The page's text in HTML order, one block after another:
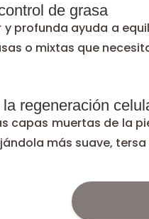
de grasa
y profunda ayuda a
o mixtas que
regeneración
capas muertas de la
más suave,